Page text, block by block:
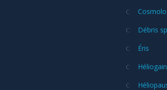
Débris
Éris